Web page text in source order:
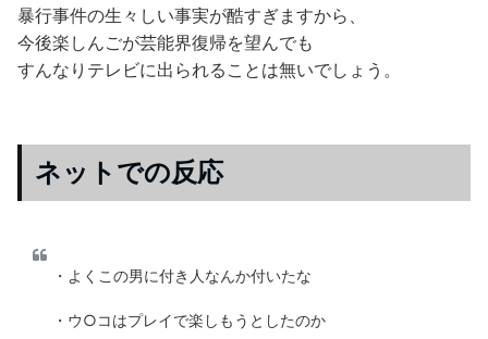
暴行事件の生々しい事実が酷すぎますから、
今後楽しんごが芸能界復帰を望んでも
すんなりテレビに出られることは無いでしょう。
ネットでの反応
・よくこの男に付き人なんか付いたな
・ウ○コはプレイで楽しもうとしたのか